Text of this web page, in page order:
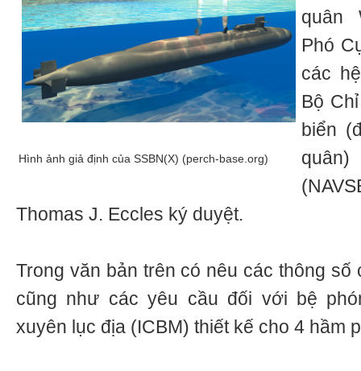
Hình ảnh giả định của SSBN(X) (perch-base.org)
quân
Phó
các
Bộ
biển
Thomas J. Eccles ký duyệt.
Trong văn bản trên có nêu các thông số
cũng như các yêu cầu đối với bệ
xuyên lục địa (ICBM) thiết kế cho 4 hầm